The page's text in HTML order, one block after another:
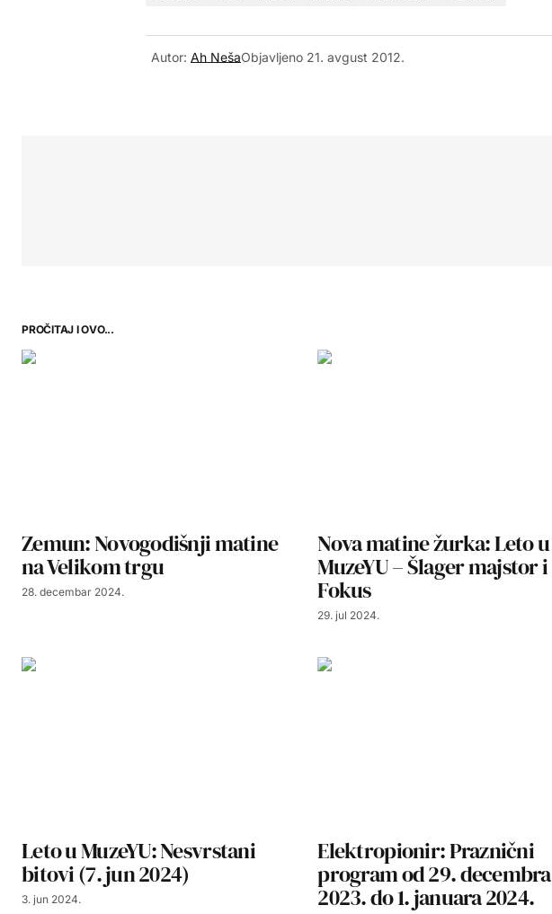
Autor: Ah NešaObjavljeno 21. avgust 2012.
PROČITAJ I OVO...
Zemun: Novogodišnji matine
na Velikom trgu
28. decembar 2024.
Nova matine žurka: Leto u
MuzeYU – Šlager majstor i
Fokus
29. jul 2024.
Leto u MuzeYU: Nesvrstani
bitovi (7. jun 2024)
3. jun 2024.
Elektropionir: Praznični
program od 29. decembra
2023. do 1. januara 2024.